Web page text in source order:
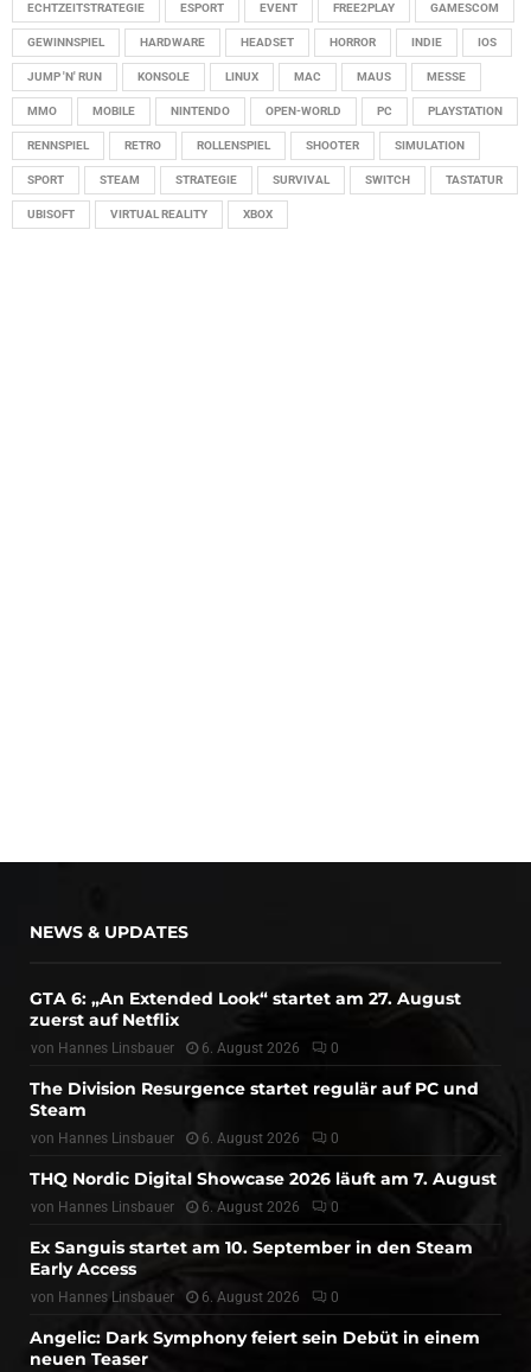
ECHTZEITSTRATEGIE ESPORT EVENT FREE2PLAY GAMESCOM
GEWINNSPIEL HARDWARE HEADSET HORROR INDIE IOS
JUMP 'N' RUN KONSOLE LINUX MAC MAUS MESSE
MMO MOBILE NINTENDO OPEN-WORLD PC PLAYSTATION
RENNSPIEL RETRO ROLLENSPIEL SHOOTER SIMULATION
SPORT STEAM STRATEGIE SURVIVAL SWITCH TASTATUR
UBISOFT VIRTUAL REALITY XBOX
NEWS & UPDATES
GTA 6: „An Extended Look“ startet am 27. August
zuerst auf Netflix
von Hannes Linsbauer 6. August 2026 0
The Division Resurgence startet regulär auf PC und
Steam
von Hannes Linsbauer 6. August 2026 0
THQ Nordic Digital Showcase 2026 läuft am 7. August
von Hannes Linsbauer 6. August 2026 0
Ex Sanguis startet am 10. September in den Steam
Early Access
von Hannes Linsbauer 6. August 2026 0
Angelic: Dark Symphony feiert sein Debüt in einem
neuen Teaser